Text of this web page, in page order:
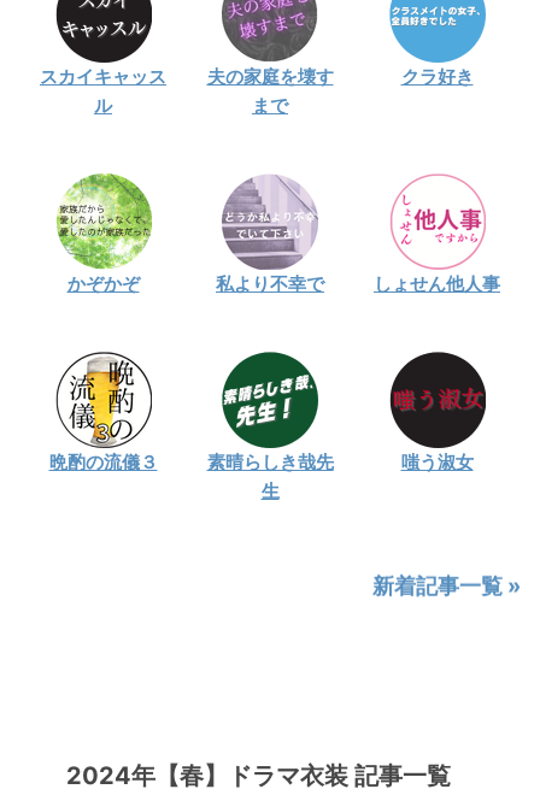
スカイキャッス
ル
夫の家庭を壊す
まで
クラ好き
かぞかぞ 私より不幸で しょせん他人事
晩酌の流儀３
素晴らしき哉先
生
嗤う淑女
新着記事一覧 »
2024年【春】ドラマ衣装 記事一覧